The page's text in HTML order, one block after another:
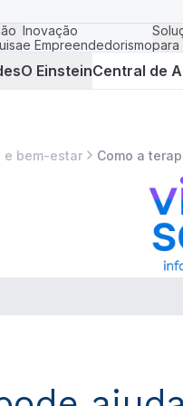
Inovação
e Empreendedorismopara
O EinsteinCentral de
e bem-estar Como a